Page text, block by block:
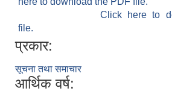
Click here to
file.
प्रकार:
सूचना तथा समाचार
आर्थिक वर्ष: